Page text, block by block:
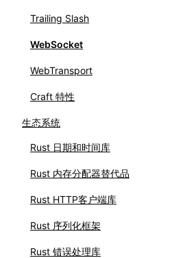
Trailing Slash
WebSocket
WebTransport
Craft 特性
生态系统
Rust 日期和时间库
Rust 内存分配器替代品
Rust HTTP客户端库
Rust 序列化框架
Rust 错误处理库